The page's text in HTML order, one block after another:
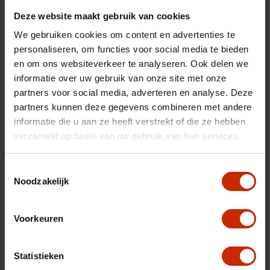
Deze website maakt gebruik van cookies
We gebruiken cookies om content en advertenties te
personaliseren, om functies voor social media te bieden
en om ons websiteverkeer te analyseren. Ook delen we
informatie over uw gebruik van onze site met onze
partners voor social media, adverteren en analyse. Deze
partners kunnen deze gegevens combineren met andere
informatie die u aan ze heeft verstrekt of die ze hebben
verzameld op basis van uw gebruik van hun services.
Noodzakelijk
Voorkeuren
Statistieken
Model
Grand C4 Spacetourer
Type
1.2 PureTech Shine
Automaat 7 zits
Transmissie
Automaat
Brandstof
Benzine
Afgifte datum deel 1
30-09-2022
1379 kg
Max trekgewicht
Motorrijtuigen belasting
€ 226 - 247 per kwartaal